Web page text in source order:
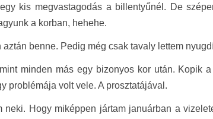
kis megvastagodás a billentyűnél. De
a korban, hehehe.
aztán benne. Pedig még csak tavaly lettem
minden más egy bizonyos kor után. Kopik
problémája volt vele. A prosztatájával.
neki. Hogy miképpen jártam januárban a